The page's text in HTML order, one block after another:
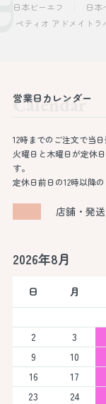
日本ビーエフ
日本
ペティオ アドメイトラ
Calendar
営業日カレンダー
12時までのご注文で当
火曜日と木曜日が定休
す。
定休日前日の12時以降
店舗・発
2026年8月
日 月
2
3
9
10
16
17
23
24